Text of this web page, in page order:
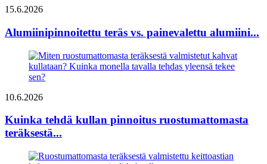
15.6.2026
Alumiinipinnoitettu teräs vs. painevalettu alumiini...
10.6.2026
Kuinka tehdä kullan pinnoitus ruostumattomasta
teräksestä...